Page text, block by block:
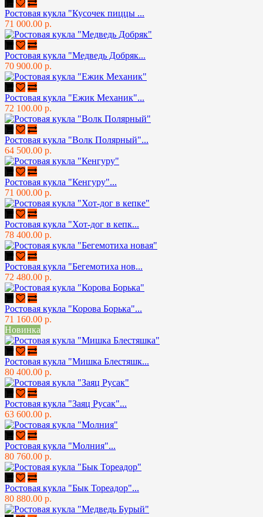
Ростовая кукла "Кусочек пиццы ...
71 000.00 р.
Ростовая кукла "Медведь Добряк...
70 900.00 р.
Ростовая кукла "Ежик Механик"...
72 100.00 р.
Ростовая кукла "Волк Полярный"...
64 500.00 р.
Ростовая кукла "Кенгуру"...
71 000.00 р.
Ростовая кукла "Хот-дог в кепк...
78 400.00 р.
Ростовая кукла "Бегемотиха нов...
72 480.00 р.
Ростовая кукла "Корова Борька"...
71 160.00 р.
Новинка
Ростовая кукла "Мишка Блестяшк...
80 400.00 р.
Ростовая кукла "Заяц Русак"...
63 600.00 р.
Ростовая кукла "Молния"...
80 760.00 р.
Ростовая кукла "Бык Тореадор"...
80 880.00 р.